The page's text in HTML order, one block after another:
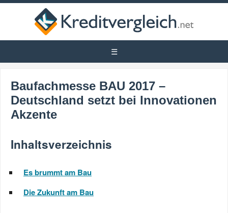
Baufachmesse BAU 2017 –
Deutschland setzt bei Innovationen
Akzente
Inhaltsverzeichnis
Es brummt am Bau
Die Zukunft am Bau